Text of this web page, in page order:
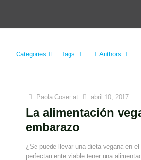
Categories Tags Authors
Paola Coser at abril 10, 2017
La alimentación
embarazo
¿Se puede llevar una dieta vegana en
perfectamente viable tener una